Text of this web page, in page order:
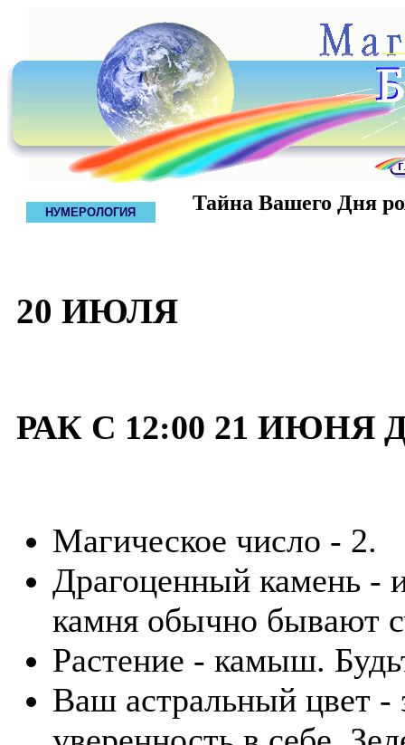
НУМЕРОЛОГИЯ Тайна Вашего Дня
20 ИЮЛЯ
РАК С 12:00 21 ИЮНЯ
Магическое число - 2.
Драгоценный камень -
камня обычно бывают
Растение - камыш.
Ваш астральный цвет